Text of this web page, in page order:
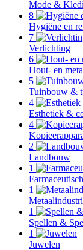
Mode &
8
Hygiëne en
7
Verlichting
6
Hout- en
5
Tuinbouw &
4
Esthetiek &
4
2
Landbouw
1
1
1
Spellen &
1
Juwelen